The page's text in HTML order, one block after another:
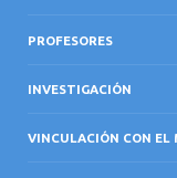
PROFESORES
INVESTIGACIÓN
VINCULACIÓN CON EL